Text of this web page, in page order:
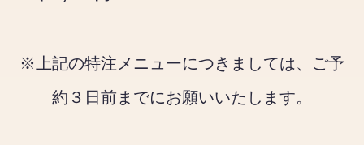
※上記の特注メニューにつきましては、ご予
約３日前までにお願いいたします。